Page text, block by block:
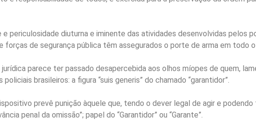
periculosidade diuturna e iminente das atividades desenvolvidas pelos
forças de segurança pública têm assegurados o porte de arma em todo
parece ter passado desapercebida aos olhos míopes de quem,
brasileiros: a figura “suis generis” do chamado “garantidor”.
prevê punição àquele que, tendo o dever legal de agir e
penal da omissão”; papel do “Garantidor” ou “Garante”.